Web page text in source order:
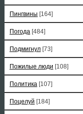
Пингвины [164]
Погода [484]
Подмигнул [73]
Пожилые люди [108]
Политика [107]
Поцелуй [184]